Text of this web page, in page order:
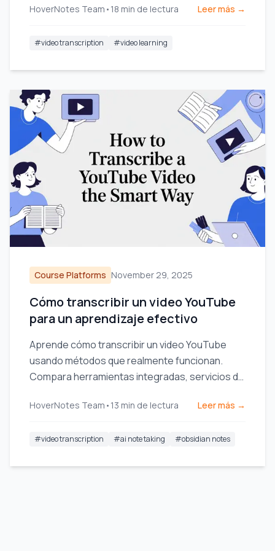
HoverNotes Team • 18 min de lectura Leer más →
#video transcription #video learning
Course Platforms November 29, 2025
Cómo transcribir un video YouTube
para un aprendizaje efectivo
Aprende cómo transcribir un video YouTube
usando métodos que realmente funcionan.
Compara herramientas integradas, servicios de
la mejor opción para ti.
HoverNotes Team • 13 min de lectura Leer más →
#video transcription #ai note taking #obsidian notes